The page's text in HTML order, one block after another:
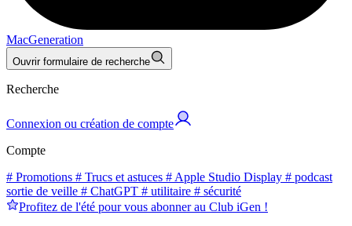
MacGeneration
Ouvrir formulaire de recherche
Recherche
Connexion ou création de compte
Compte
# Promotions # Trucs et astuces # Apple Studio Display # podcast
sortie de veille # ChatGPT # utilitaire # sécurité
Profitez de l'été pour vous abonner au Club iGen !